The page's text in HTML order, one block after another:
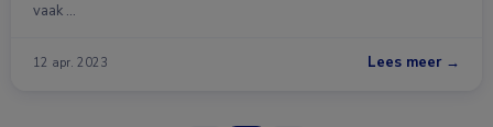
vaak …
12 apr. 2023 Lees meer →